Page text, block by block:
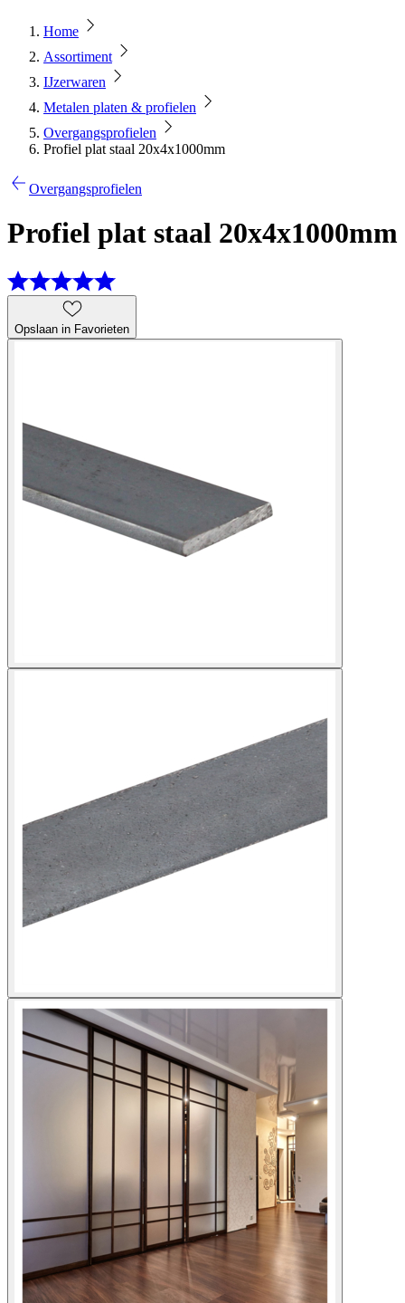
Home
Assortiment
IJzerwaren
Metalen platen & profielen
Overgangsprofielen
Profiel plat staal 20x4x1000mm
Overgangsprofielen
Profiel plat staal 20x4x1000mm
Opslaan in Favorieten